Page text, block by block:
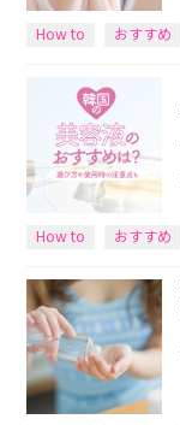
How to おすすめ
How to おすすめ